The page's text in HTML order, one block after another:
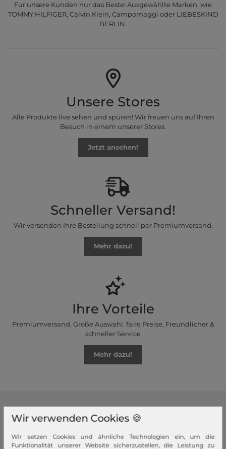
Für unsere Kunden nur das Beste! Ausgewählte Marken, wie
TOMMY HILFIGER, Calvin Klein, Campomaggi oder LIEBESKIND
BERLIN.
Unsere Stores
Alle Produkte live sehen und spüren! Wir freuen uns auf Ihren
Besuch in einem unserer Stores.
Jetzt ansehen!
Schneller Versand!
Wir versenden Ihre Bestellung schnell per Premiumversand.
Mehr dazu!
Ihre Vorteile
Premiumversand, Große Auswahl, faire Preise, Freundlicher &
schneller Service
Mehr dazu!
modeherz
AGB
Wir verwenden Cookies 🍪
Wir setzen Cookies und ähnliche Technologien ein, um die
Funktionalität unserer Website sicherzustellen, die Leistung zu